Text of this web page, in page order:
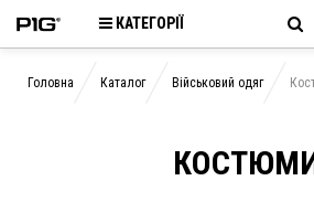
КАТЕГОРІЇ
Головна Каталог Військовий одяг